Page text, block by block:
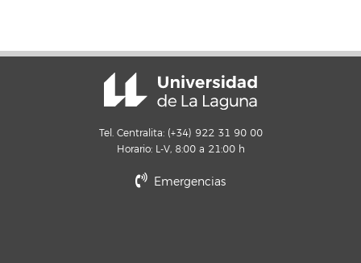
Tel. Centralita: (+34) 922 31 90 00
Horario: L-V, 8:00 a 21:00 h
Emergencias